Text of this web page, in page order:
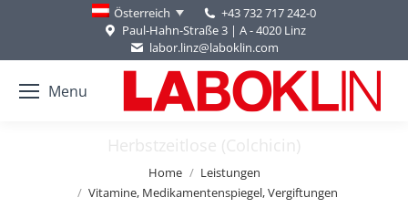
Österreich
+43 732 717 242-0
Paul-Hahn-Straße 3 | A - 4020 Linz
labor.linz@laboklin.com
Menu
Herbstzeitlose (Colchicin)
Home
Leistungen
Vitamine, Medikamentenspiegel, Vergiftungen